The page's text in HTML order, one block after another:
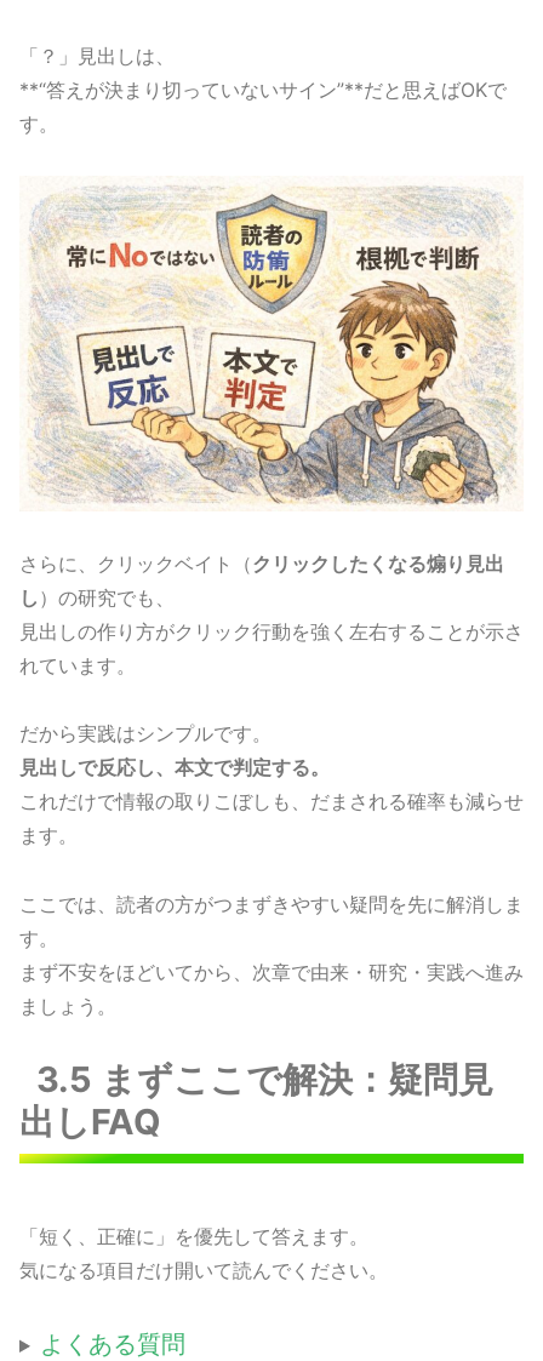
「？」見出しは、
**“答えが決まり切っていないサイン”**だと思えばOKで
す。
さらに、クリックベイト（クリックしたくなる煽り見出
し ）の研究でも、
見出しの作り方がクリック行動を強く左右することが示さ
れています。
だから実践はシンプルです。
見出しで反応し、本文で判定する。
これだけで情報の取りこぼしも、だまされる確率も減らせ
ます。
ここでは、読者の方がつまずきやすい疑問を先に解消しま
す。
まず不安をほどいてから、次章で由来・研究・実践へ進み
ましょう。
3.5 まずここで解決：疑問見
出しFAQ
「短く、正確に」を優先して答えます。
気になる項目だけ開いて読んでください。
よくある質問